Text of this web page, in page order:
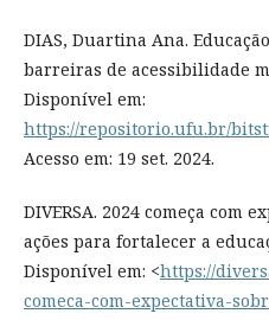
DIAS, Duartina Ana.
barreiras de acessibilidade
Disponível em:
https://repositorio.ufu.br/
Acesso em: 19 set. 2024.
DIVERSA. 2024 começa com
ações para fortalecer a
Disponível em: <https://
comeca-com-expectativa-